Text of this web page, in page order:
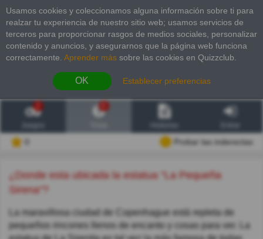
Usamos cookies y coleccionamos alguna información sobre ti para
realzar tu experiencia de nuestro sitio web; usamos servicios de
terceros para proporcionar rasgos de medios sociales, personalizar
contenido y anuncios, y asegurarnos que la página web funciona
correctamente. Aprender más sobre las cookies en Quizzclub.
OK Establecer preferencias
2
Probar las inderectas
¿Donde esta ubicada la estatua "La Pequeña
Sirena"?
La maravillosa ciudad de Copenhague está repleta de
pequeños rincones llenos de encanto y cosas para ver. La